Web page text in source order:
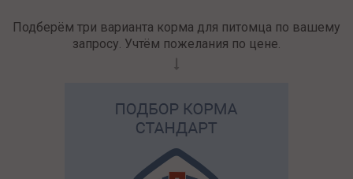
Подберём три варианта корма для питомца по вашему
запросу. Учтём пожелания по цене.